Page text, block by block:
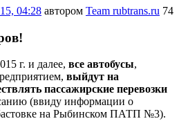
04:28 автором Team rubtrans.ru 74
г. и далее, все автобусы,
выйдут на
пассажирские перевозки
(ввиду информации о
на Рыбинском ПАТП №3).